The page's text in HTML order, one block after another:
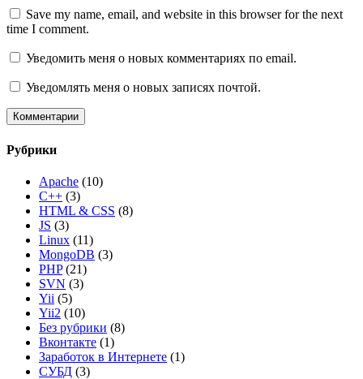
Save my name, email, and website in this browser for the next
time I comment.
Уведомить меня о новых комментариях по email.
Уведомлять меня о новых записях почтой.
Рубрики
Apache (10)
C++ (3)
HTML & CSS (8)
JS (3)
Linux (11)
MongoDB (3)
PHP(21)
SVN (3)
Yii (5)
Yii2 (10)
Без рубрики (8)
Вконтакте (1)
Заработок в Интернете (1)
СУБД (3)